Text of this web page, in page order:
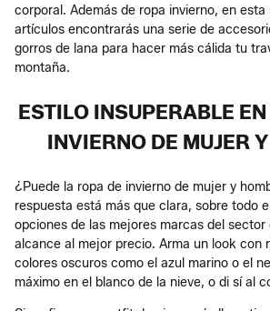
corporal. Además de ropa invierno, en
artículos encontrarás una serie de
gorros de lana para hacer más cálida tu
montaña.
ESTILO INSUPERABLE
INVIERNO DE MUJER
¿Puede la ropa de invierno de mujer y
respuesta está más que clara, sobre todo
opciones de las mejores marcas del
alcance al mejor precio. Arma un look con
colores oscuros como el azul marino o el
máximo en el blanco de la nieve, o di sí al